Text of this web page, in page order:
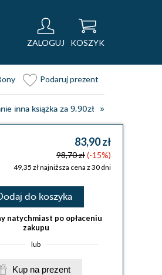
ZALOGUJ KOSZYK
Podaruj prezent
inna książka za 9,90zł
83,90 zł
98,70 zł(-15%)
49,35 zł najniższa cena z 30 dni
do koszyka
natychmiast po opłaceniu
zakupu
lub
Kup na prezent